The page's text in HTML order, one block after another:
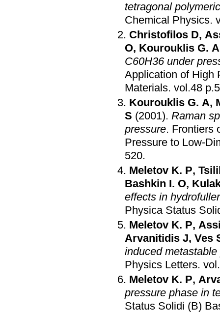
tetragonal
Chemical Physics.
Christofilos D,
O, Kourouklis G. A
C60H36 under
Application of High
Materials.
Kourouklis G. A,
S (2001). Raman
pressure. Frontiers
Pressure to Low-
520.
Meletov K. P,
Bashkin I. O,
effects in
Physica Status
Meletov K. P,
Arvanitidis J, Ves
induced
Physics Letters.
Meletov K. P,
pressure phase in
Status Solidi (B)